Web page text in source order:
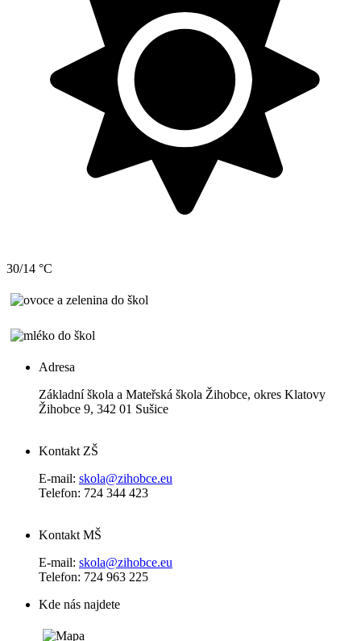
30/14 °C
Adresa
Základní škola a Mateřská škola Žihobce, okres Klatovy
Žihobce 9, 342 01 Sušice
Kontakt ZŠ
E-mail: skola@zihobce.eu
Telefon: 724 344 423
Kontakt MŠ
E-mail: skola@zihobce.eu
Telefon: 724 963 225
Kde nás najdete